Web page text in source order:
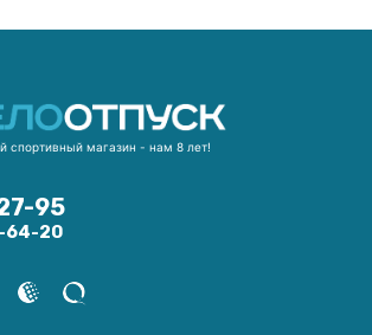
спортивный магазин - нам 8 лет!
95
64-20